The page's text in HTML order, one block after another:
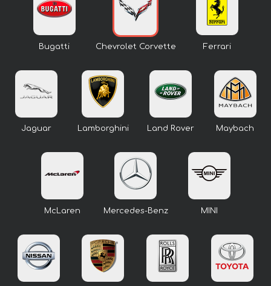
Bugatti Chevrolet Corvette Ferrari
Jaguar Lamborghini Land Rover Maybach
McLaren Mercedes-Benz MINI